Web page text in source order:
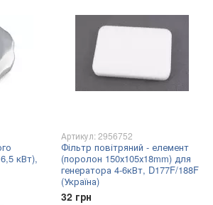
кВт),
Артикул: 2956752
Фільтр повітряний - елемент
(поролон 150х105х18mm) для
генератора 4-6кВт, D177F/188F
(Україна)
32 грн